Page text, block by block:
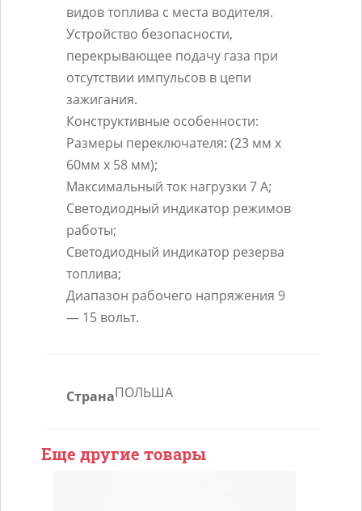
видов топлива с места водителя.
Устройство безопасности,
перекрывающее подачу газа при
отсутствии импульсов в цепи
зажигания.
Конструктивные особенности:
Размеры переключателя: (23 мм х
60мм х 58 мм);
Максимальный ток нагрузки 7 А;
Светодиодный индикатор режимов
работы;
Светодиодный индикатор резерва
топлива;
Диапазон рабочего напряжения 9
— 15 вольт.
СтранаПОЛЬША
Еще другие товары